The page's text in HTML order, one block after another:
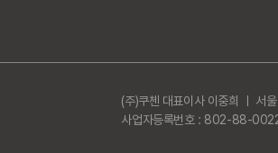
(주)쿠첸 대표이사 이중희 ㅣ 서
사업자등록번호 : 802-88-